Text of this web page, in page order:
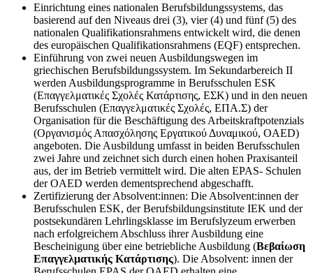
Einrichtung eines nationalen Berufsbildungssystems, das
basierend auf den Niveaus drei (3), vier (4) und fünf (5) des
nationalen Qualifikationsrahmens entwickelt wird, die denen
des europäischen Qualifikationsrahmens (EQF) entsprechen.
Einführung von zwei neuen Ausbildungswegen im
griechischen Berufsbildungssystem. Im Sekundarbereich II
werden Ausbildungsprogramme in Berufsschulen ESK
(Επαγγελματικές Σχολές Κατάρτισης, ΕΣΚ) und in den neuen
Berufsschulen (Επαγγελματικές Σχολές, ΕΠΑ.Σ) der
Organisation für die Beschäftigung des Arbeitskraftpotenzials
(Οργανισμός Απασχόλησης Εργατικού Δυναμικού, OAED)
angeboten. Die Ausbildung umfasst in beiden Berufsschulen
zwei Jahre und zeichnet sich durch einen hohen Praxisanteil
aus, der im Betrieb vermittelt wird. Die alten EPAS- Schulen
der OAED werden dementsprechend abgeschafft.
Zertifizierung der Absolvent:innen: Die Absolvent:innen der
Berufsschulen ESK, der Berufsbildungsinstitute IEK und der
postsekundären Lehrlingsklasse im Berufslyzeum erwerben
nach erfolgreichem Abschluss ihrer Ausbildung eine
Bescheinigung über eine betriebliche Ausbildung (Βεβαίωση
Επαγγελματικής Κατάρτισης). Die Absolvent: innen der